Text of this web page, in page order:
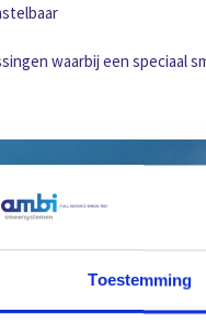
Toestemming
waarbij een speciaal